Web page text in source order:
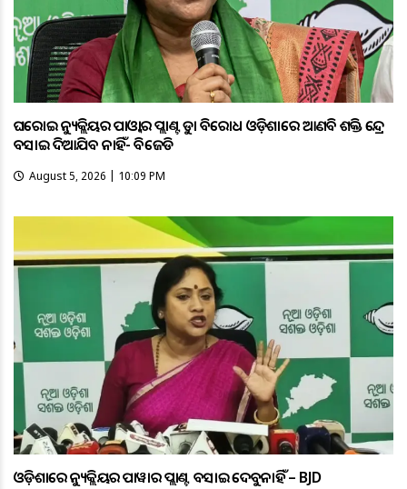
ଘରୋଇ ନ୍ୟୁକ୍ଲିୟର ପାଓ୍ବାର ପ୍ଲାଣ୍ଟକୁ କଡ଼ା ବିରୋଧ ଓଡ଼ିଶାରେ ଆଣବିକ ଶକ୍ତି କେନ୍ଦ୍ର
ବସାଇ ଦିଆଯିବ ନାହିଁ- ବିଜେଡି
August 5, 2026 | 10:09 PM
ଓଡ଼ିଶାରେ ନ୍ୟୁକ୍ଲିୟର ପାୱାର ପ୍ଲାଣ୍ଟ ବସାଇ ଦେବୁନାହିଁ – BJD